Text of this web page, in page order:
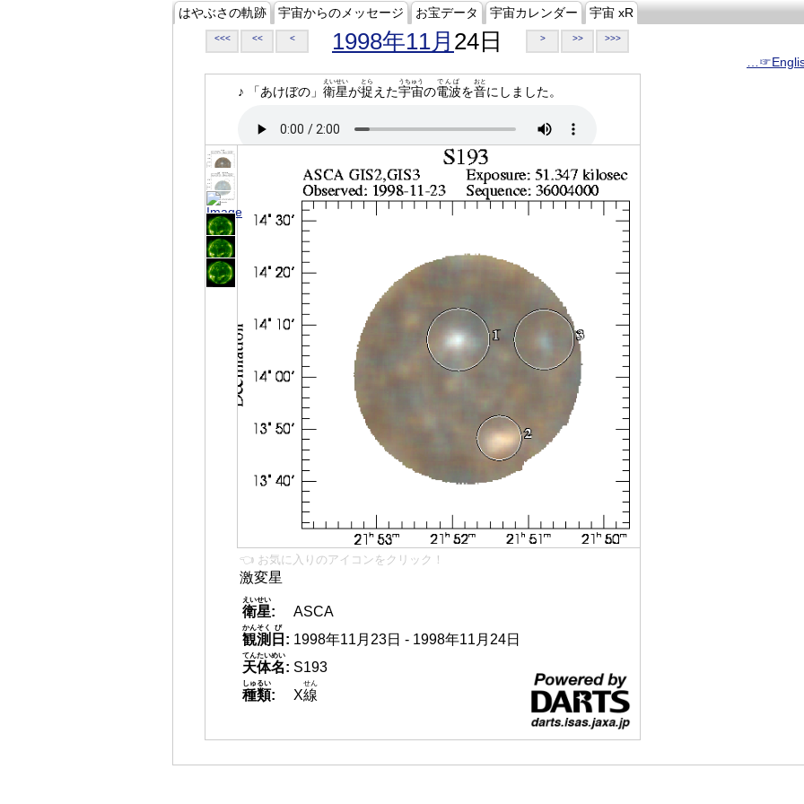
はやぶさの軌跡 宇宙からのメッセージ お宝データ 宇宙カレンダー 宇宙 xR
<<< << < 1998年11月 24日 > >> >>>
♪ 「あけぼの」 衛星
えいせい
が捉
とら
えた宇宙
うちゅう
の電波
でんぱ
を音
おと
にしました。
👈 お気に入りのアイコンをクリック！
激変星
衛星
えいせい
:
ASCA
観測
かんそく
日
び
: 1998年11月23日 - 1998年11月24日
天体名
てんたいめい
: S193
種類
しゅるい
: X線
せん